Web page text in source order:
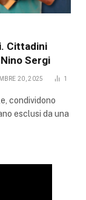
Cittadini
Sergi
20, 2025 1
condividono
esclusi da una